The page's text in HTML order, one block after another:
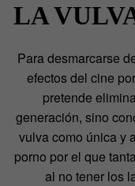
LA
Para desmarcarse
efectos del cine
pretende
generación, sino
vulva como única y
porno por el que
al no tener los